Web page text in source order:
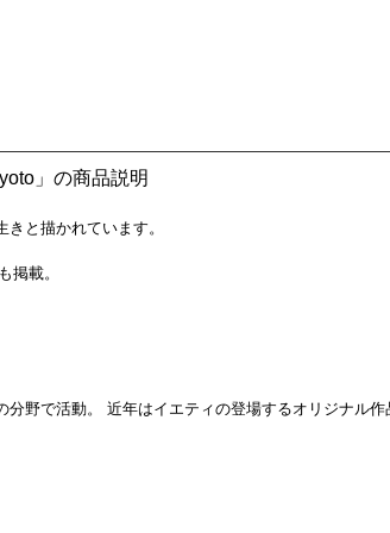
」の商品説明
と描かれています。
掲載。
野で活動。 近年はイエティの登場するオリジナル作